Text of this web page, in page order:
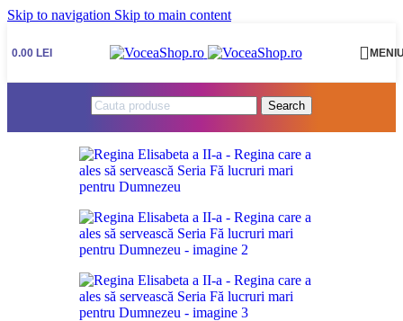
Skip to navigation Skip to main content
0.00 LEI
Search